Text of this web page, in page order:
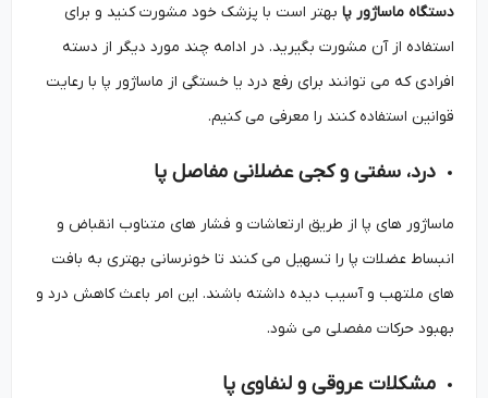
دستگاه ماساژور پابهتر است با پزشک خود مشورت کنید و برای
استفاده از آن مشورت بگیرید. در ادامه چند مورد دیگر از دسته
افرادی که می توانند برای رفع درد یا خستگی از ماساژور پا با رعایت
قوانین استفاده کنند را معرفی می کنیم.
درد، سفتی و کجی عضلانی مفاصل پا
ماساژور های پا از طریق ارتعاشات و فشار های متناوب انقباض و
انبساط عضلات پا را تسهیل می‌ کنند تا خونرسانی بهتری به بافت
‌های ملتهب و آسیب‌ دیده داشته باشند. این امر باعث کاهش درد و
بهبود حرکات مفصلی می شود.
مشکلات عروقی و لنفاوی پا